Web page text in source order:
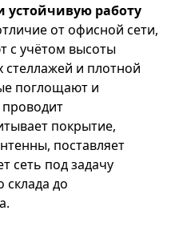
устойчивую работу
от офисной сети,
с учётом высоты
и плотной
поглощают и
покрытие,
поставляет
сеть под задачу
до